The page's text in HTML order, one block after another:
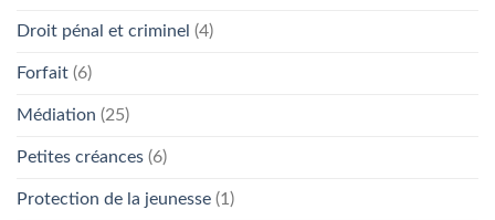
Droit pénal et criminel (4)
Forfait (6)
Médiation (25)
Petites créances (6)
Protection de la jeunesse (1)